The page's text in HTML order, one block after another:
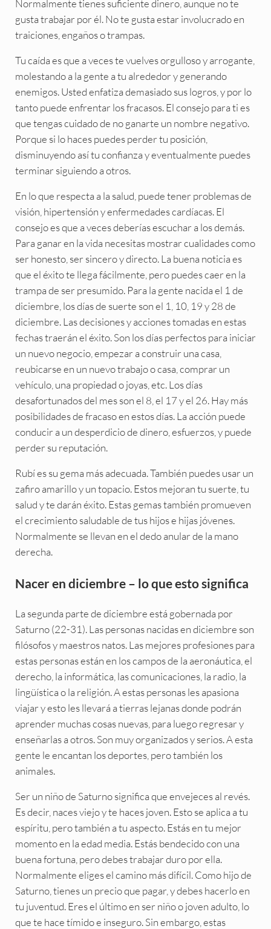
Normalmente tienes suficiente dinero, aunque no te
gusta trabajar por él. No te gusta estar involucrado en
traiciones, engaños o trampas.
Tu caída es que a veces te vuelves orgulloso y arrogante,
molestando a la gente a tu alrededor y generando
enemigos. Usted enfatiza demasiado sus logros, y por lo
tanto puede enfrentar los fracasos. El consejo para ti es
que tengas cuidado de no ganarte un nombre negativo.
Porque si lo haces puedes perder tu posición,
disminuyendo así tu confianza y eventualmente puedes
terminar siguiendo a otros.
En lo que respecta a la salud, puede tener problemas de
visión, hipertensión y enfermedades cardíacas. El
consejo es que a veces deberías escuchar a los demás.
Para ganar en la vida necesitas mostrar cualidades como
ser honesto, ser sincero y directo. La buena noticia es
que el éxito te llega fácilmente, pero puedes caer en la
trampa de ser presumido. Para la gente nacida el 1 de
diciembre, los días de suerte son el 1, 10, 19 y 28 de
diciembre. Las decisiones y acciones tomadas en estas
fechas traerán el éxito. Son los días perfectos para iniciar
un nuevo negocio, empezar a construir una casa,
reubicarse en un nuevo trabajo o casa, comprar un
vehículo, una propiedad o joyas, etc. Los días
desafortunados del mes son el 8, el 17 y el 26. Hay más
posibilidades de fracaso en estos días. La acción puede
conducir a un desperdicio de dinero, esfuerzos, y puede
perder su reputación.
Rubí es su gema más adecuada. También puedes usar un
zafiro amarillo y un topacio. Estos mejoran tu suerte, tu
salud y te darán éxito. Estas gemas también promueven
el crecimiento saludable de tus hijos e hijas jóvenes.
Normalmente se llevan en el dedo anular de la mano
derecha.
Nacer en diciembre – lo que esto significa
La segunda parte de diciembre está gobernada por
Saturno (22-31). Las personas nacidas en diciembre son
filósofos y maestros natos. Las mejores profesiones para
estas personas están en los campos de la aeronáutica, el
derecho, la informática, las comunicaciones, la radio, la
lingüística o la religión. A estas personas les apasiona
viajar y esto les llevará a tierras lejanas donde podrán
aprender muchas cosas nuevas, para luego regresar y
enseñarlas a otros. Son muy organizados y serios. A esta
gente le encantan los deportes, pero también los
animales.
Ser un niño de Saturno significa que envejeces al revés.
Es decir, naces viejo y te haces joven. Esto se aplica a tu
espíritu, pero también a tu aspecto. Estás en tu mejor
momento en la edad media. Estás bendecido con una
buena fortuna, pero debes trabajar duro por ella.
Normalmente eliges el camino más difícil. Como hijo de
Saturno, tienes un precio que pagar, y debes hacerlo en
tu juventud. Eres el último en ser niño o joven adulto, lo
que te hace tímido e inseguro. Sin embargo, estas